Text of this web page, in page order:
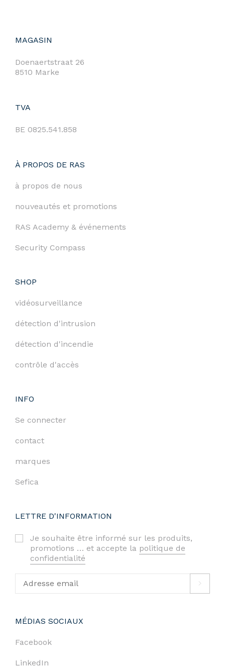
MAGASIN
Doenaertstraat 26
8510 Marke
TVA
BE 0825.541.858
À PROPOS DE RAS
à propos de nous
nouveautés et promotions
RAS Academy & événements
Security Compass
SHOP
vidéosurveillance
détection d'intrusion
détection d'incendie
contrôle d'accès
INFO
Se connecter
contact
marques
Sefica
LETTRE D'INFORMATION
Je souhaite être informé sur les produits,
promotions … et accepte la politique de
confidentialité
MÉDIAS SOCIAUX
Facebook
LinkedIn